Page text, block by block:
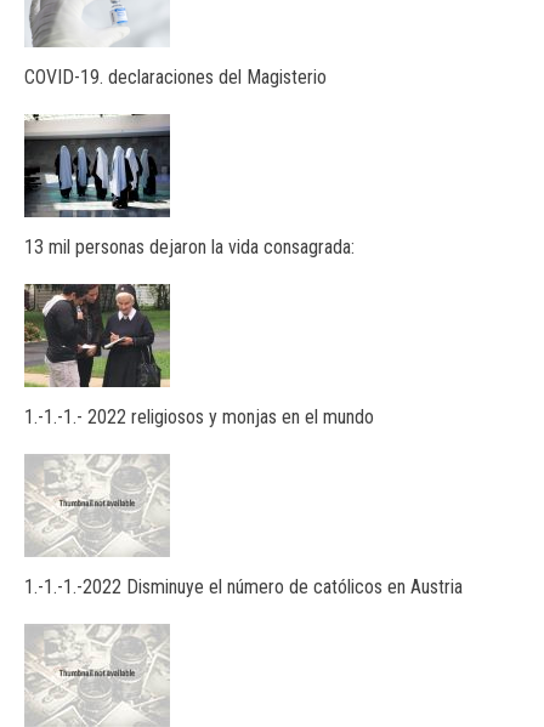
COVID-19. declaraciones del Magisterio
13 mil personas dejaron la vida consagrada:
1.-1.-1.- 2022 religiosos y monjas en el mundo
1.-1.-1.-2022 Disminuye el número de católicos en Austria